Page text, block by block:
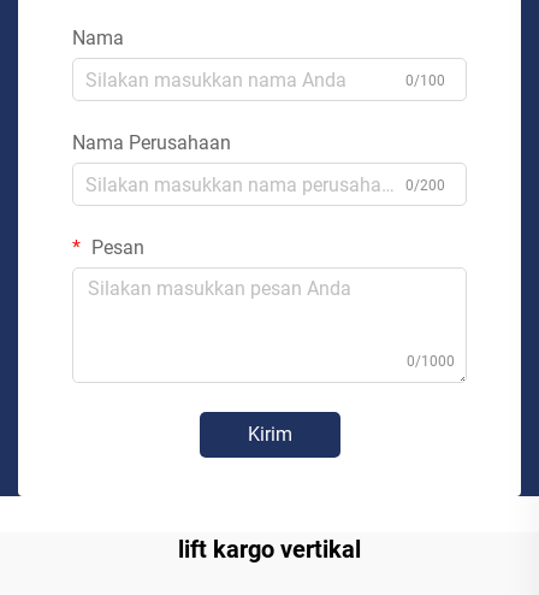
Nama
0/100
Nama Perusahaan
0/200
Pesan
0/1000
Kirim
lift kargo vertikal